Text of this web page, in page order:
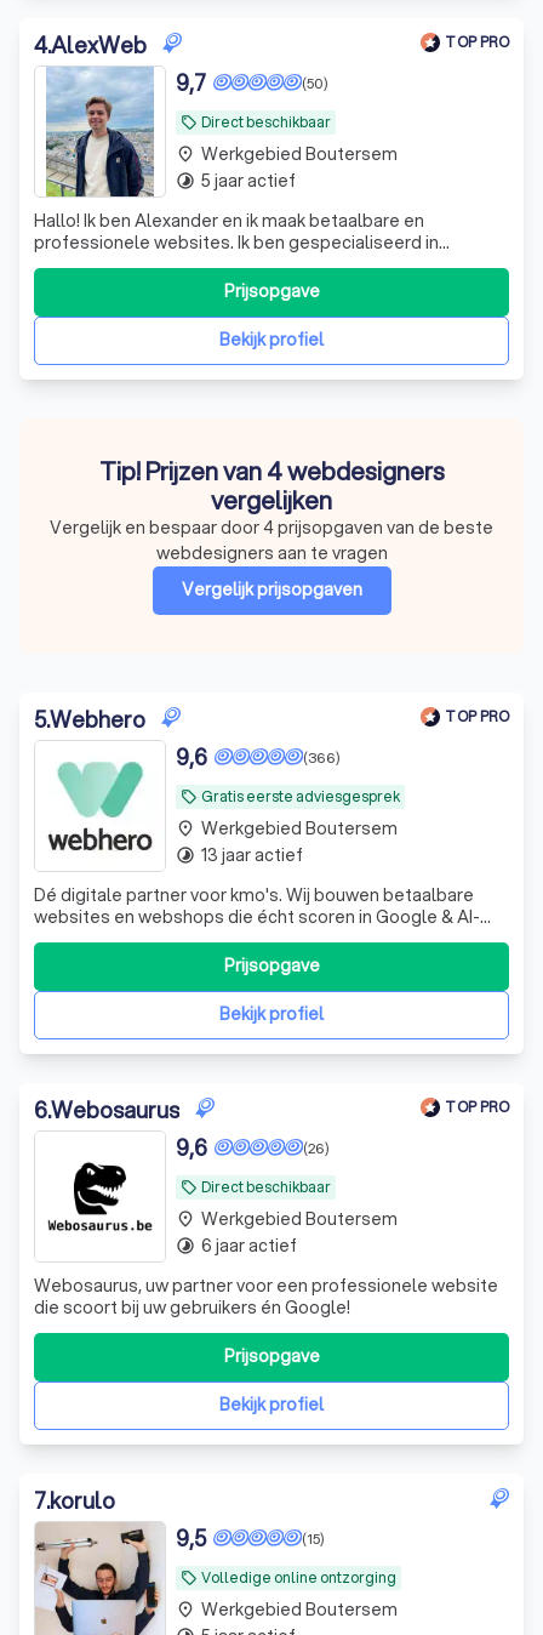
4.AlexWeb TOP PRO
local_offer Direct beschikbaar
(50)
9,7
Hallo! Ik ben Alexander en ik maak betaalbare en
professionele websites. Ik ben gespecialiseerd in
websites voor zelfstandigen en KMO's. Mijn sterktes
liggen in mijn flexibele manier van werken, klantenservice
en het bouwen van boekinssystemen en webshops. Ik
studeer burgerlijk ingenieur computerwe
Bekijk profiel
Prijsopgave
place Werkgebied Boutersem
timelapse 5 jaar actief
Tip! Prijzen van 4 webdesigners
vergelijken
Vergelijk en bespaar door 4 prijsopgaven van de beste
webdesigners aan te vragen
Vergelijk prijsopgaven
5.Webhero TOP PRO
local_offer Gratis eerste adviesgesprek
(366)
9,6
Dé digitale partner voor kmo's. Wij bouwen betaalbare
websites en webshops die écht scoren in Google & AI-
tools zoals ChatGPT. Inclusief gratis 5-sterren support!
Bekijk profiel
Prijsopgave
place Werkgebied Boutersem
timelapse 13 jaar actief
6.Webosaurus TOP PRO
local_offer Direct beschikbaar
(26)
9,6
Webosaurus, uw partner voor een professionele website
die scoort bij uw gebruikers én Google!
Bekijk profiel
Prijsopgave
place Werkgebied Boutersem
timelapse 6 jaar actief
7.korulo
local_offer Volledige online ontzorging
(15)
9,5
place Werkgebied Boutersem